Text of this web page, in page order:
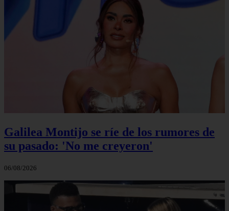
Galilea Montijo se ríe de los rumores de
su pasado: 'No me creyeron'
06/08/2026